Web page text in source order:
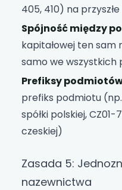
405, 410) na
Spójność między
kapitałowej ten
samo we
Prefiksy
prefiks podmiotu
spółki polskiej,
czeskiej)
Zasada 5:
nazewnictwa